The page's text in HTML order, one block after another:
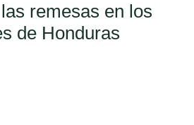
remesas en los
de Honduras